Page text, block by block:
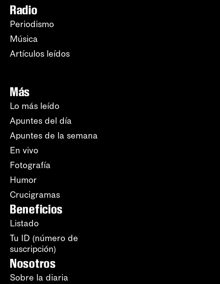
Radio
Periodismo
Música
Artículos leídos
Más
Lo más leído
Apuntes del día
Apuntes de la semana
En vivo
Fotografía
Humor
Crucigramas
Beneficios
Listado
Tu ID (número de
suscripción)
Nosotros
Sobre la diaria